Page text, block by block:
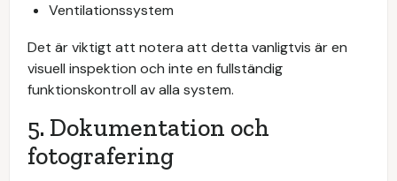
Ventilationssystem
Det är viktigt att notera att detta vanligtvis är en
visuell inspektion och inte en fullständig
funktionskontroll av alla system.
5. Dokumentation och
fotografering